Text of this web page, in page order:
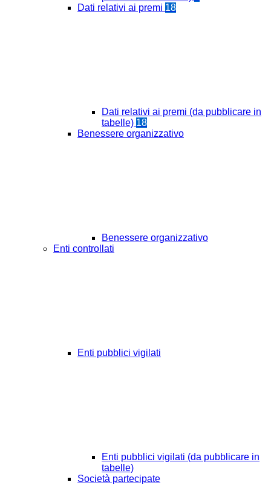
Dati relativi ai premi 18
Dati relativi ai premi (da pubblicare in
tabelle) 18
Benessere organizzativo
Benessere organizzativo
Enti controllati
Enti pubblici vigilati
Enti pubblici vigilati (da pubblicare in
tabelle)
Società partecipate